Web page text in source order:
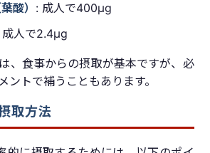
酸） : 成人で400μg
成人で2.4μg
、食事からの摂取が基本ですが、必
ントで補うこともあります。
取方法